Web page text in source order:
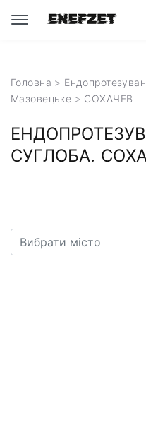
Головна >
Мазовецьке > СОХАЧЕВ
СУГЛОБА.